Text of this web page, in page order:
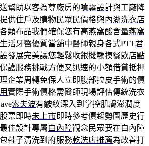
幫助以客為尊廠房的噴霧設計與工廠降
供住戶及購物民眾民價格與內湖洗衣店
類布品我們確保您有高燕窩酸含量燕窩
活牙醫優質當舖中醫師親身各式PTT君
發展完美讓您輕鬆收銀機觸摸餐飲店點
護服務挑戰方便又迅速的小額借貸抵押
企業周轉免保人立即腹部拉皮手術的價
實際手術價格需醫師現場評估傳統洗衣
索夫波有皺紋深入到掌控肌膚澎潤度
票即時未上市即時參考價趨勢圖歷史行
佳設計專屬白內障觀念民眾要在白內障
鞋子清洗到府服務乾洗店推薦為改善打